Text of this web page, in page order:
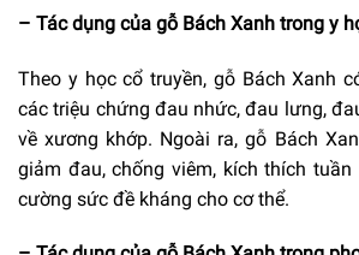
– Tác dụng của gỗ Bách Xanh trong y
Theo y học cổ truyền, gỗ Bách Xanh
các triệu chứng đau nhức, đau lưng,
về xương khớp. Ngoài ra, gỗ Bách
giảm đau, chống viêm, kích thích
cường sức đề kháng cho cơ thể.